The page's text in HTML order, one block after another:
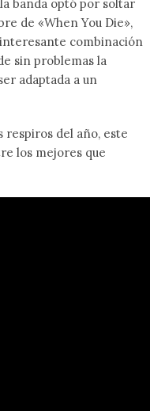
banda optó por soltar
de «When You Die»,
combinación
sin problemas la
adaptada a un
respiros del año, este
los mejores que